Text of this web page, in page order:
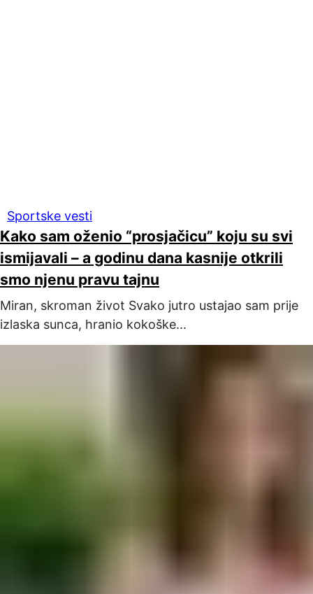
Sportske vesti
Kako sam oženio “prosjačicu” koju su svi
ismijavali – a godinu dana kasnije otkrili
smo njenu pravu tajnu
Miran, skroman život Svako jutro ustajao sam prije
izlaska sunca, hranio kokoške...